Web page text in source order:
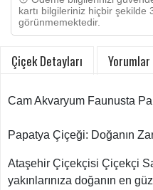
kartı bilgileriniz hiçbir şekilde
görünmemektedir.
Çiçek Detayları
Cam Akvaryum Faunusta
Papatya Çiçeği: Doğanın
Ataşehir Çiçekçisi Çiçekçi
yakınlarınıza doğanın en